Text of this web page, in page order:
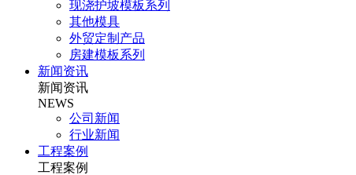
现浇护坡模板系列
其他模具
外贸定制产品
房建模板系列
新闻资讯
新闻资讯
NEWS
公司新闻
行业新闻
工程案例
工程案例